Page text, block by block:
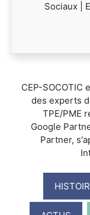
Sociaux |
CEP-SOCOTIC
des experts
TPE/PME
Google
Partner,